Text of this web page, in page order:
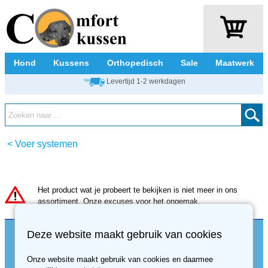
Hond Kussens Orthopedisch Sale Maatwerk
Levertijd 1-2 werkdagen
< Voer systemen
Het product wat je probeert te bekijken is niet meer in ons
assortiment. Onze excuses voor het ongemak.
Klantenservice
Verzending en bezorging
Over ons
Contact
Deze website maakt gebruik van cookies
Onze website maakt gebruik van cookies en daarmee